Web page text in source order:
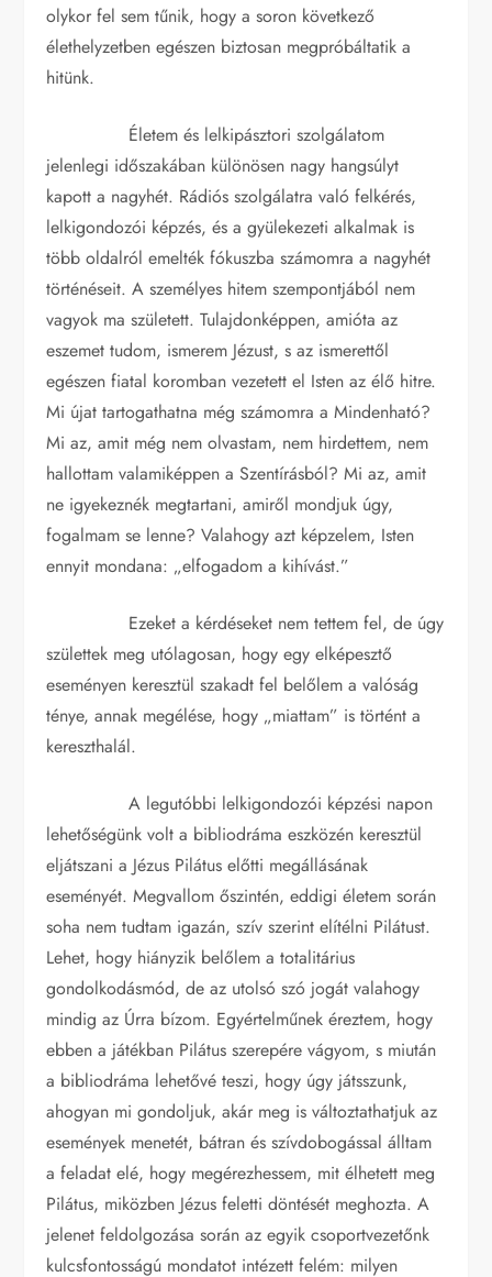
olykor fel sem tűnik, hogy a soron következő
élethelyzetben egészen biztosan megpróbáltatik a
hitünk.
Életem és lelkipásztori szolgálatom
jelenlegi időszakában különösen nagy hangsúlyt
kapott a nagyhét. Rádiós szolgálatra való felkérés,
lelkigondozói képzés, és a gyülekezeti alkalmak is
több oldalról emelték fókuszba számomra a nagyhét
történéseit. A személyes hitem szempontjából nem
vagyok ma született. Tulajdonképpen, amióta az
eszemet tudom, ismerem Jézust, s az ismerettől
egészen fiatal koromban vezetett el Isten az élő hitre.
Mi újat tartogathatna még számomra a Mindenható?
Mi az, amit még nem olvastam, nem hirdettem, nem
hallottam valamiképpen a Szentírásból? Mi az, amit
ne igyekeznék megtartani, amiről mondjuk úgy,
fogalmam se lenne? Valahogy azt képzelem, Isten
ennyit mondana: „elfogadom a kihívást.”
Ezeket a kérdéseket nem tettem fel, de úgy
születtek meg utólagosan, hogy egy elképesztő
eseményen keresztül szakadt fel belőlem a valóság
ténye, annak megélése, hogy „miattam” is történt a
kereszthalál.
A legutóbbi lelkigondozói képzési napon
lehetőségünk volt a bibliodráma eszközén keresztül
eljátszani a Jézus Pilátus előtti megállásának
eseményét. Megvallom őszintén, eddigi életem során
soha nem tudtam igazán, szív szerint elítélni Pilátust.
Lehet, hogy hiányzik belőlem a totalitárius
gondolkodásmód, de az utolsó szó jogát valahogy
mindig az Úrra bízom. Egyértelműnek éreztem, hogy
ebben a játékban Pilátus szerepére vágyom, s miután
a bibliodráma lehetővé teszi, hogy úgy játsszunk,
ahogyan mi gondoljuk, akár meg is változtathatjuk az
események menetét, bátran és szívdobogással álltam
a feladat elé, hogy megérezhessem, mit élhetett meg
Pilátus, miközben Jézus feletti döntését meghozta. A
jelenet feldolgozása során az egyik csoportvezetőnk
kulcsfontosságú mondatot intézett felém: milyen